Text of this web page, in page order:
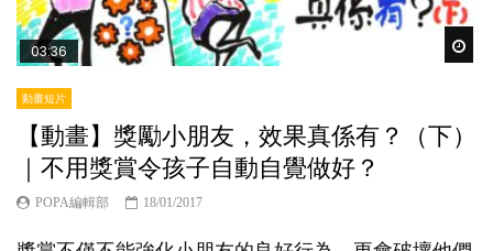
03:36
動畫短片
【動畫】獎勵小朋友，效果真係有？（下）
｜不用獎賞令孩子自動自覺做好？
POPA編輯部 18/01/2017